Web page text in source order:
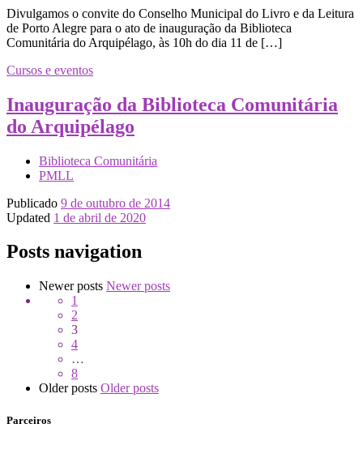
Divulgamos o convite do Conselho Municipal do Livro e da Leitura
de Porto Alegre para o ato de inauguração da Biblioteca
Comunitária do Arquipélago, às 10h do dia 11 de […]
Cursos e eventos
Inauguração da Biblioteca Comunitária
do Arquipélago
Biblioteca Comunitária
PMLL
Publicado 9 de outubro de 2014
Updated 1 de abril de 2020
Posts navigation
Newer posts Newer posts
1
2
3
4
…
8
Older posts Older posts
Parceiros